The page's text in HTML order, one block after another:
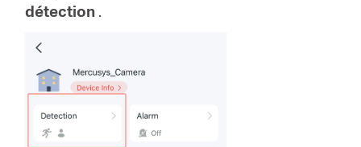
détection .